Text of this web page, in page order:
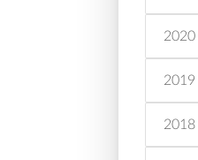
2020
2019
2018